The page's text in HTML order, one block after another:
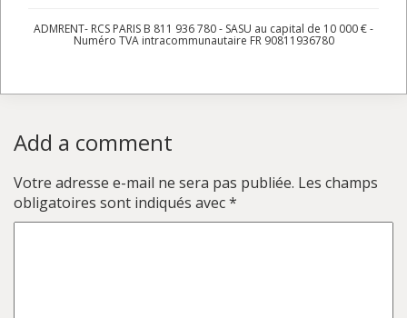
ADMRENT- RCS PARIS B 811 936 780 - SASU au capital de 10 000 € -
Numéro TVA intracommunautaire FR 90811936780
Add a comment
Votre adresse e-mail ne sera pas publiée. Les champs
obligatoires sont indiqués avec*